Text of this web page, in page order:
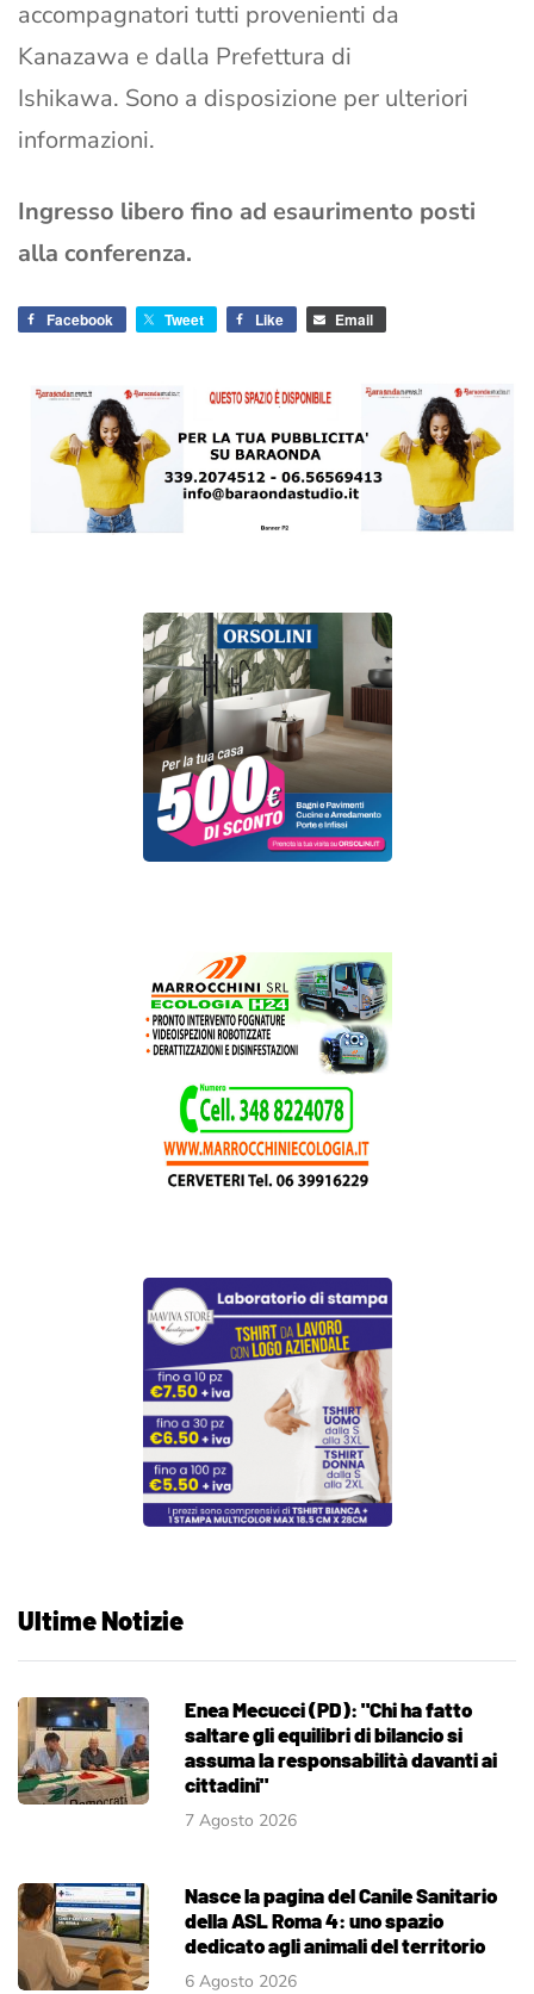
accompagnatori tutti provenienti da
Kanazawa e dalla Prefettura di
Ishikawa. Sono a disposizione per ulteriori
informazioni.
Ingresso libero fino ad esaurimento posti
alla conferenza.
Facebook Tweet Like Email
Ultime Notizie
Enea Mecucci (PD): "Chi ha fatto
saltare gli equilibri di bilancio si
assuma la responsabilità davanti ai
cittadini"
7 Agosto 2026
Nasce la pagina del Canile Sanitario
della ASL Roma 4: uno spazio
dedicato agli animali del territorio
6 Agosto 2026